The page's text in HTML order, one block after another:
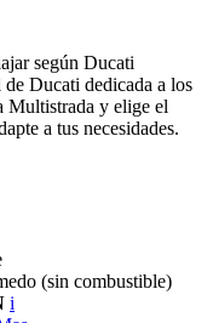
según Ducati
Ducati dedicada a los
Multistrada y elige el
a tus necesidades.
(sin combustible)
i